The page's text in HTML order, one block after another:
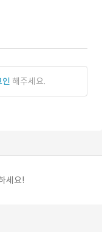
인 해주세요.
세요!